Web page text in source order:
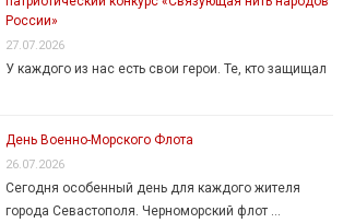
России»
27.07.2026
У каждого из нас есть свои герои. Те, кто защищал
День Военно-Морского Флота
26.07.2026
Сегодня особенный день для каждого жителя
города Севастополя. Черноморский флот …